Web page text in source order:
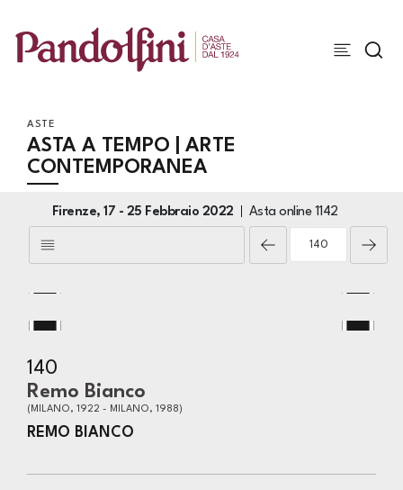
ASTE
ASTA A TEMPO | ARTE
CONTEMPORANEA
Firenze, 17 - 25 Febbraio 2022 Asta online 1142
140
Remo Bianco
(MILANO, 1922 - MILANO, 1988)
REMO BIANCO